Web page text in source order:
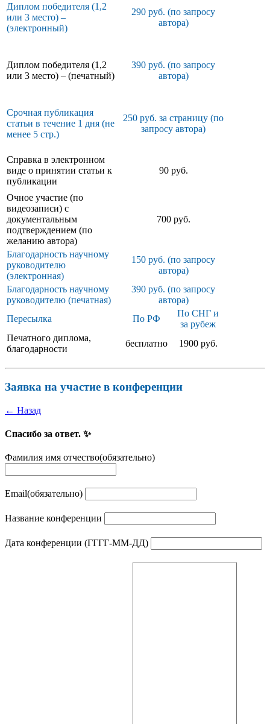
Диплом победителя (1,2
или 3 место) –
(электронный)
290 руб. (по запросу
автора)
Диплом победителя (1,2
или 3 место) – (печатный)
390 руб. (по запросу
автора)
Срочная публикация
статьи в течение 1 дня (не
менее 5 стр.)
250 руб. за страницу (по
запросу автора)
Справка в электронном
виде о принятии статьи к
публикации
90 руб.
Очное участие (по
видеозаписи) с
документальным
подтверждением (по
желанию автора)
700 руб.
Благодарность научному
руководителю
(электронная)
150 руб. (по запросу
автора)
Благодарность научному
руководителю (печатная)
390 руб. (по запросу
автора)
Пересылка
По РФ
По СНГ и
за рубеж
Печатного диплома,
благодарности
бесплатно 1900 руб.
Заявка на участие в конференции
← Назад
Спасибо за ответ. ✨
Фамилия имя отчество(обязательно)
Email(обязательно)
Название конференции
Дата конференции (ГГГГ-ММ-ДД)